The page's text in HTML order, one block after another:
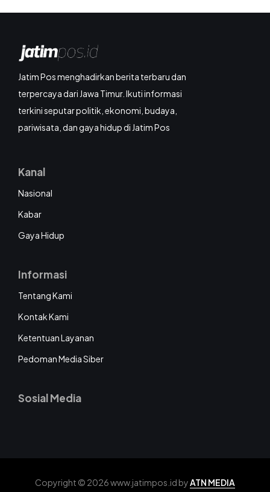
Jatim Pos menghadirkan berita terbaru dan
terpercaya dari Jawa Timur. Ikuti informasi
terkini seputar politik, ekonomi, budaya,
pariwisata, dan gaya hidup di Jatim Pos
Kanal
Nasional
Kabar
Gaya Hidup
Informasi
Tentang Kami
Kontak Kami
Ketentuan Layanan
Pedoman Media Siber
Sosial Media
Copyright © 2026 www.jatimpos.id byATN MEDIA